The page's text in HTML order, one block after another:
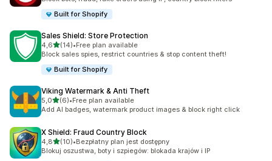
Built for Shopify
Sales Shield: Store Protection
4,6na 5 gwiazdek
(14)
Łączna liczba recenzji: 14
•Free plan available
Block sales spies, restrict countries & stop content theft!
Built for Shopify
Viking Watermark & Anti Theft
5,0na 5 gwiazdek
(6)
Łączna liczba recenzji: 6
•Free plan available
Add AI badges, watermark product images & block right click
X Shield: Fraud Country Block
4,8na 5 gwiazdek
(10)
Łączna liczba recenzji: 10
•Bezpłatny plan jest dostępny
Blokuj oszustwa, boty i szpiegów: blokada krajów i IP